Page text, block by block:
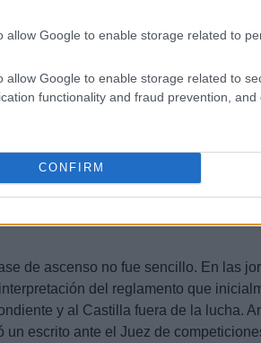
allow Google to enable storage related to
allow Google to enable storage related to
functionality and fraud prevention, and
CONFIRM
que dejó al Castilla
de ascenso no fue sencillo. En las
del reglamento que
y al Castilla fuera de la lucha.
un escrito ante el Juez de